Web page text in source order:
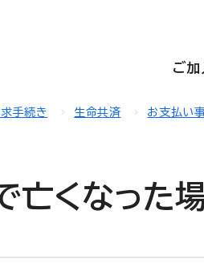
ご加
手続き 生命共済 お支払い
亡くなった